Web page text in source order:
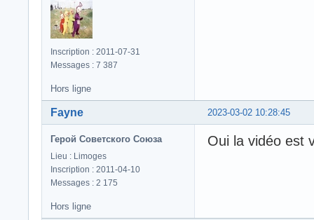
Inscription : 2011-07-31
Messages : 7 387
Hors ligne
2023-03-02 10:28:45
Fayne
Герой Советского Союза
Lieu : Limoges
Inscription : 2011-04-10
Messages : 2 175
Oui la vidéo est
Hors ligne